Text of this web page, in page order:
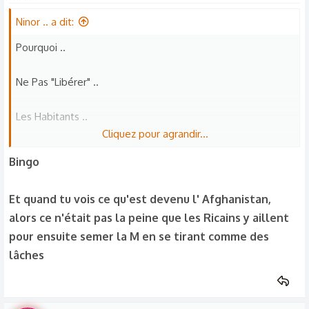
Ninor .. a dit:
Pourquoi ..
Ne Pas "Libérer" ..
Les Habitants ..
De la Russie ??
De la Chine ?? Lol
Cliquez pour agrandir...
Bingo
Et quand tu vois ce qu'est devenu l' Afghanistan,
alors ce n'était pas la peine que les Ricains y aillent
pour ensuite semer la M en se tirant comme des
lâches